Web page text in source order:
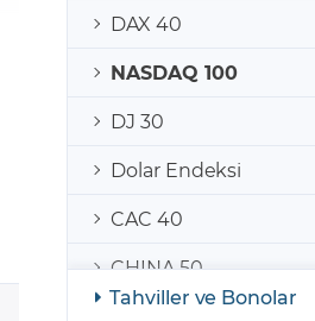
DAX 40
NASDAQ 100
DJ 30
Dolar Endeksi
CAC 40
CHINA 50
Tahviller ve Bonolar